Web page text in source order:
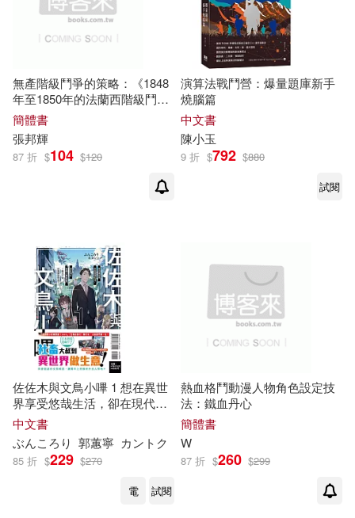
愛犬之友編集部(1) 成正心(1)
明微居士(1) 易哥(1)
晴天(1) 曹獻民（主編）(1)
李同憲(1)
李穎(1)
李鋒等編著(1)
林浩暉(1) 林義章(1)
柚臻(1) 梁憲初(1)
廣東新世紀出版社(1)
廣西科學技術出版社(1)
彗智(1) 成都時代出版社(1)
新世界出版社(1)
明日工作室(1)
書泉(1)
楓書坊(1)
武漢大學出版社(1)
江蘇少年兒童出版社(1)
無產階級鬥爭的策略：《1848
年至1850年的法蘭西階級鬥
爭》新讀
簡體書
張邦輝
87 折 $104 $120
演算法戰鬥營：爆量題庫新手
燒腦篇
中文書
陳小玉
9 折 $792 $880
試閱
佐佐木與文鳥小嗶 1 想在異世
界享受悠哉生活，卻在現代被
捲入異能戰鬥~魔法少女好像開
始熱身了~(首刷限定版)
中文書
ぶんころり 郭蕙寧 カントク
85 折 $229 $270
電
試閱
熱血格鬥動漫人物角色設定技
法：鐵血丹心
簡體書
W
87 折 $260 $299